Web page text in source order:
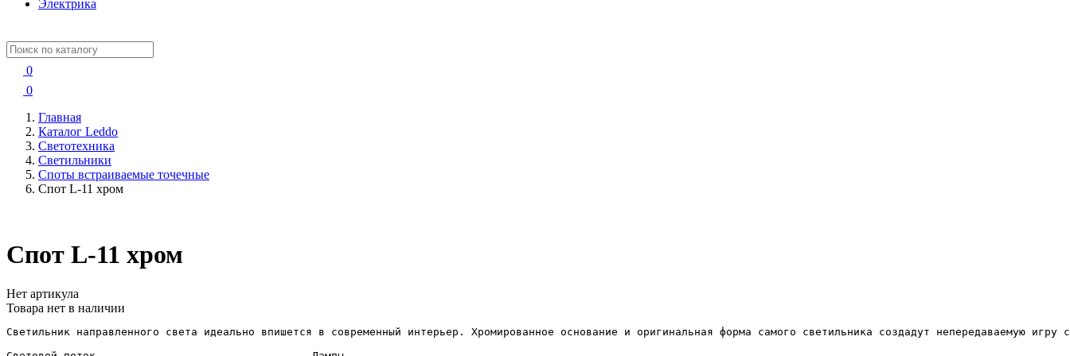
Электрика
0
0
Главная
Каталог Leddo
Светотехника
Светильники
Споты встраиваемые точечные
Спот L-11 хром
Спот L-11 хром
Нет артикула
Товара нет в наличии
Светильник направленного света идеально впишется в современный интерьер. Хромированное основание и оригинальная форма самого светильника создадут непередаваемую